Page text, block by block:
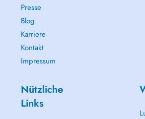
Presse
Blog
Karriere
Kontakt
Impressum
Nützliche
Links